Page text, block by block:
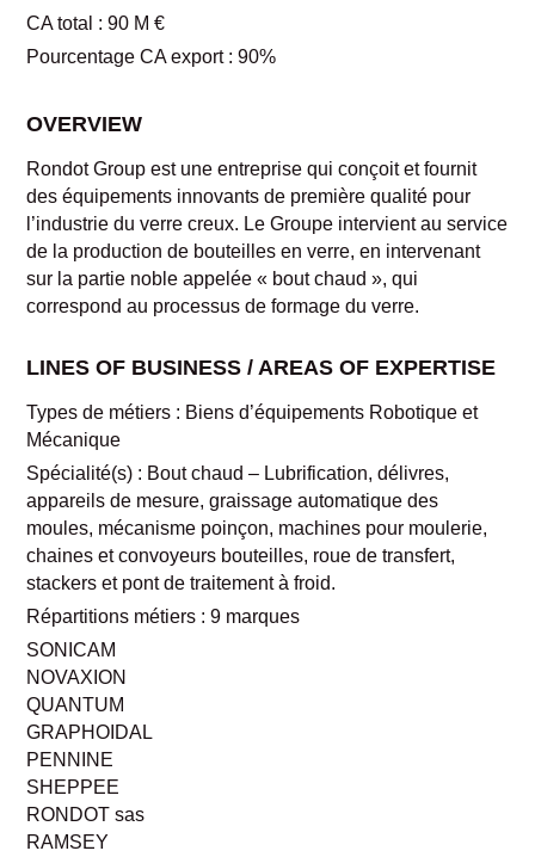
CA total : 90 M €
Pourcentage CA export : 90%
OVERVIEW
Rondot Group est une entreprise qui conçoit et fournit
des équipements innovants de première qualité pour
l’industrie du verre creux. Le Groupe intervient au service
de la production de bouteilles en verre, en intervenant
sur la partie noble appelée « bout chaud », qui
correspond au processus de formage du verre.
LINES OF BUSINESS / AREAS OF EXPERTISE
Types de métiers : Biens d’équipements Robotique et
Mécanique
Spécialité(s) : Bout chaud – Lubrification, délivres,
appareils de mesure, graissage automatique des
moules, mécanisme poinçon, machines pour moulerie,
chaines et convoyeurs bouteilles, roue de transfert,
stackers et pont de traitement à froid.
Répartitions métiers : 9 marques
SONICAM
NOVAXION
QUANTUM
GRAPHOIDAL
PENNINE
SHEPPEE
RONDOT sas
RAMSEY